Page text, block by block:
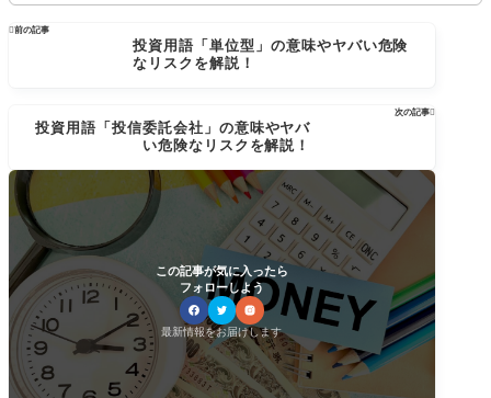
前の記事
投資用語「単位型」の意味やヤバい危険
なリスクを解説！
次の記事
投資用語「投信委託会社」の意味やヤバ
い危険なリスクを解説！
この記事が気に入ったら
フォローしよう
最新情報をお届けします